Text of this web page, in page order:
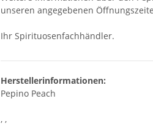
unseren angegebenen
Ihr Spirituosenfachhändler.
Herstellerinformationen:
Pepino Peach
, ,